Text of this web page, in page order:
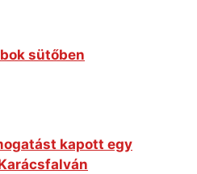
sütőben
kapott egy